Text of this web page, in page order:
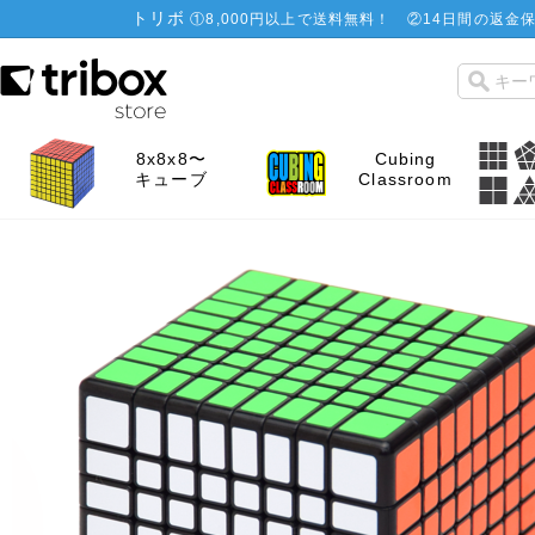
トリボ ①8,000円以上で送料無料！ ②14日間の返金
8x8x8〜
キューブ
Cubing
Classroom